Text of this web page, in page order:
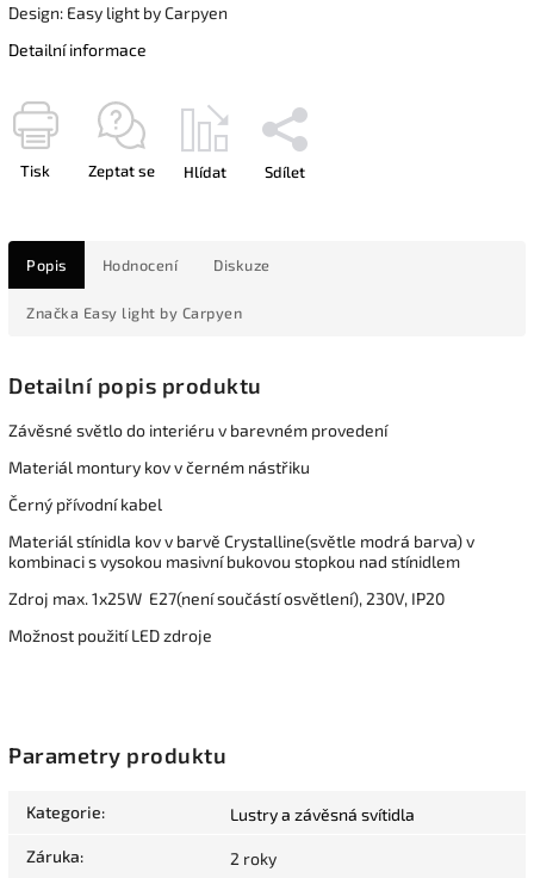
Design: Easy light by Carpyen
Detailní informace
Tisk Zeptat se Hlídat Sdílet
Popis Hodnocení Diskuze
Značka Easy light by Carpyen
Detailní popis produktu
Závěsné světlo do interiéru v barevném provedení
Materiál montury kov v černém nástřiku
Černý přívodní kabel
Materiál stínidla kov v barvě Crystalline(světle modrá barva) v
kombinaci s vysokou masivní bukovou stopkou nad stínidlem
Zdroj max. 1x25W E27(není součástí osvětlení), 230V, IP20
Možnost použití LED zdroje
Parametry produktu
Kategorie: Lustry a závěsná svítidla
Záruka: 2 roky